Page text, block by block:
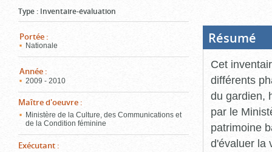
Type : Inventaire-évaluation
Portée :
Nationale
Année :
2009 - 2010
Maître d'oeuvre :
Ministère de la Culture, des Communications et
de la Condition féminine
Exécutant :
Résumé
Cet
différents
du gardien,
par le
patrimoine
d'évaluer la